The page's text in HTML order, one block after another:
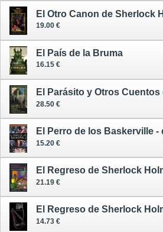
El Otro Canon de Sherlock
19.00 €
El País de la Bruma
16.15 €
El Parásito y Otros Cuentos
28.50 €
El Perro de los Baskerville -
15.20 €
El Regreso de Sherlock
21.19 €
El Regreso de Sherlock
14.73 €